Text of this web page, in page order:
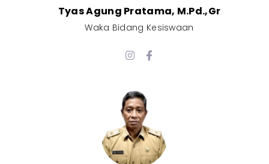
Tyas Agung Pratama, M.Pd.,Gr​
Waka Bidang Kesiswaan​